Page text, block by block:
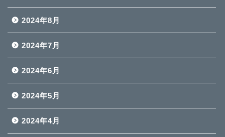
2024年8月
2024年7月
2024年6月
2024年5月
2024年4月